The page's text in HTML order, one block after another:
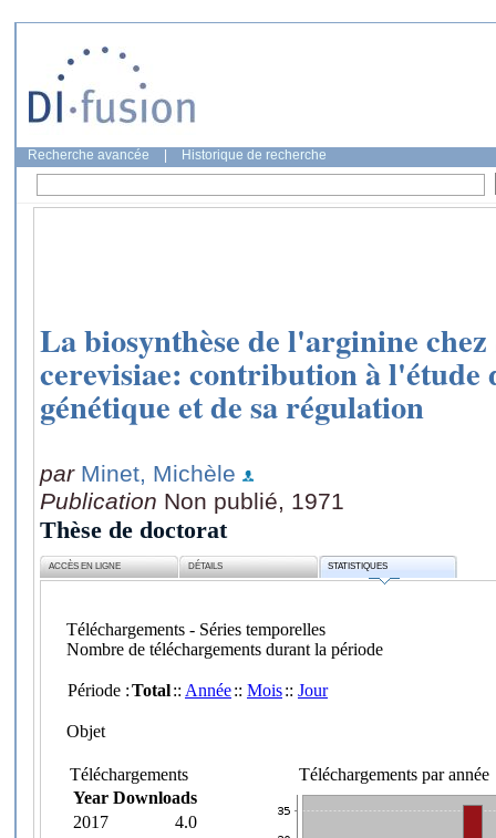
Recherche avancée Historique de recherche
La biosynthèse de l'arginine chez
cerevisiae: contribution à l'étude
génétique et de sa régulation
par Minet, Michèle
Publication Non publié, 1971
Thèse de doctorat
ACCÈS EN LIGNE DÉTAILS STATISTIQUES